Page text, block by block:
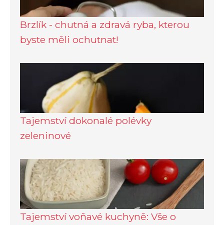
Brzlík - chutná a zdravá ryba, kterou
byste měli ochutnat!
Tajemství dokonalé polévky
zeleninové
Tajemství voňavé kuchyně: Vše o